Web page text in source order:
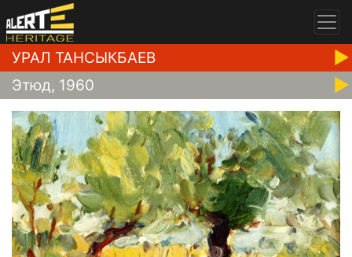
УРАЛ ТАНСЫКБАЕВ
Этюд, 1960